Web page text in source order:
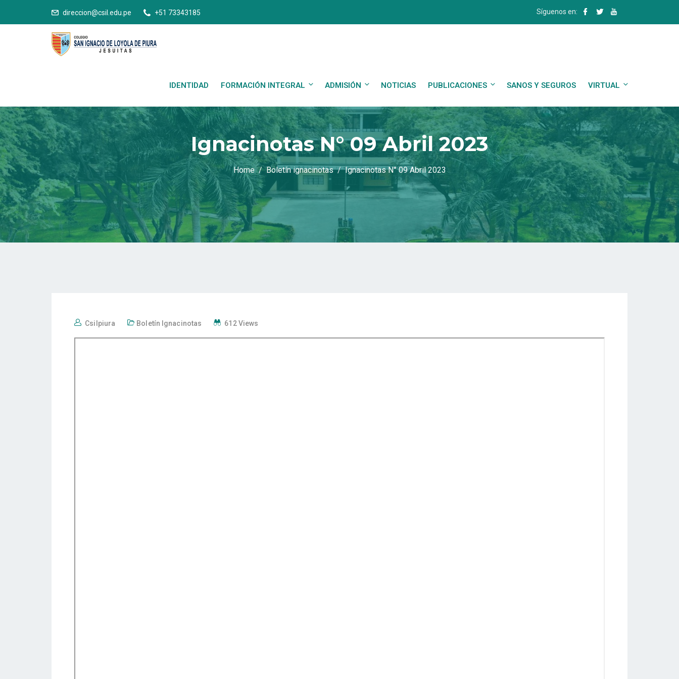
direccion@csil.edu.pe +51 73343185 Síguenos en:
IDENTIDAD FORMACIÓN INTEGRAL ADMISIÓN NOTICIAS PUBLICACIONES SANOS Y SEGUROS VIRTUAL
Ignacinotas N° 09 Abril 2023
Home Boletín ignacinotas Ignacinotas N° 09 Abril 2023
Csilpiura Boletín Ignacinotas 612 Views